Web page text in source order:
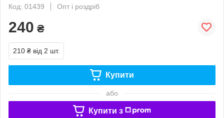
Код: 01439
Опт і роздріб
240 ₴
210 ₴ від 2 шт.
Купити
або
Купити з